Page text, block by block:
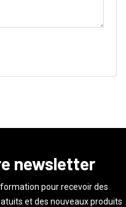
newsletter
pour recevoir des
et des nouveaux produits